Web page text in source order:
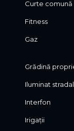
• cleaning
• internet
The villa is
This property is
and an elevated
contact D'HOMES.
Curte comună
Fitness
Gaz
Grădină
Iluminat stradal
Interfon
Irigații